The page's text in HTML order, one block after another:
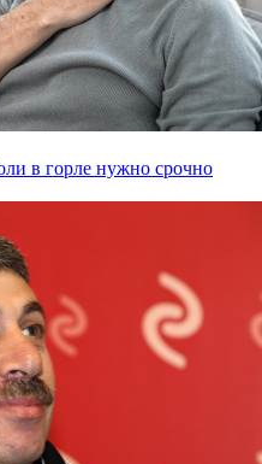
в горле нужно срочно